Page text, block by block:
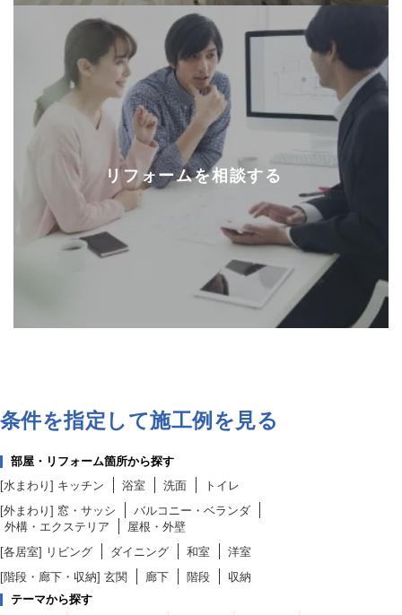
リフォームを相談する
条件を指定して施工例を見る
部屋・リフォーム箇所から探す
[水まわり] キッチン 浴室 洗面
トイレ
[外まわり] 窓・サッシ
バルコニー・ベランダ
外構・エクステリア
屋根・外壁
[各居室] リビング ダイニング 和室
洋室
[階段・廊下・収納] 玄関 廊下 階段
収納
テーマから探す